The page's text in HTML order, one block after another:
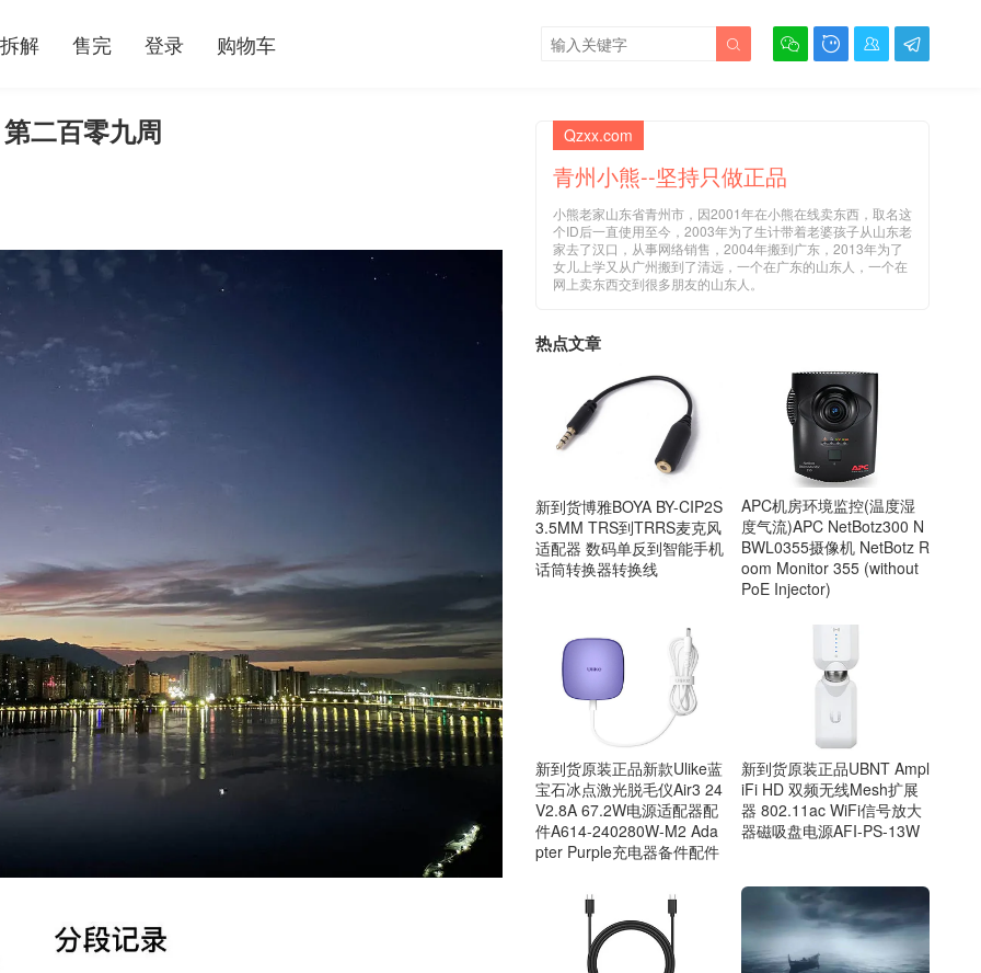
拆解 售完 登录 购物车    

二百零九周 Qzxx.com
青州小熊--坚持只做正品
小熊老家山东省青州市，因2001年在小熊在线卖东西，取名这
个ID后一直使用至今，2003年为了生计带着老婆孩子从山东老
家去了汉口，从事网络销售，2004年搬到广东，2013年为了
女儿上学又从广州搬到了清远，一个在广东的山东人，一个在
网上卖东西交到很多朋友的山东人。
热点文章
新到货博雅BOYA BY-CIP2S
3.5MM TRS到TRRS麦克风
适配器 数码单反到智能手机
话筒转换器转换线
APC机房环境监控(温度湿
度气流)APC NetBotz300 N
BWL0355摄像机 NetBotz R
oom Monitor 355 (without
PoE Injector)
新到货原装正品新款Ulike蓝
宝石冰点激光脱毛仪Air3 24
V2.8A 67.2W电源适配器配
件A614-240280W-M2 Ada
pter Purple充电器备件配件
新到货原装正品UBNT Ampl
iFi HD 双频无线Mesh扩展
器 802.11ac WiFi信号放大
器磁吸盘电源AFI-PS-13W